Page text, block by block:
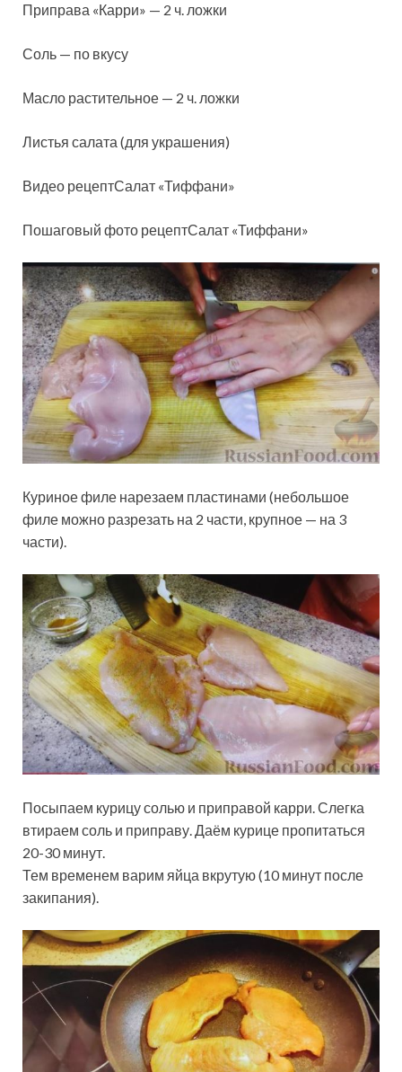
Приправа «Карри» — 2 ч. ложки
Соль — по вкусу
Масло растительное — 2 ч. ложки
Листья салата (для украшения)
Видео рецептСалат «Тиффани»
Пошаговый фото рецептСалат «Тиффани»
Куриное филе нарезаем пластинами (небольшое
филе можно разрезать на 2 части, крупное — на 3
части).
Посыпаем курицу солью и приправой карри. Слегка
втираем соль и приправу. Даём курице пропитаться
20-30 минут.
Тем временем варим яйца вкрутую (10 минут после
закипания).